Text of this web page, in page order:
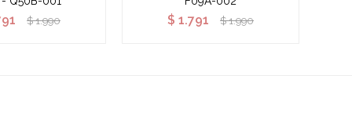
$ 1.990 $ 1.791 $ 1.990